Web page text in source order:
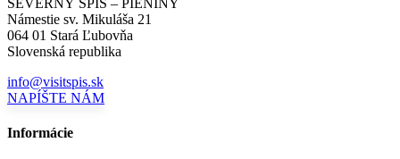
SEVERNÝ SPIŠ – PIENINY
Námestie sv. Mikuláša 21
064 01 Stará Ľubovňa
Slovenská republika
info@visitspis.sk
NAPÍŠTE NÁM
Informácie